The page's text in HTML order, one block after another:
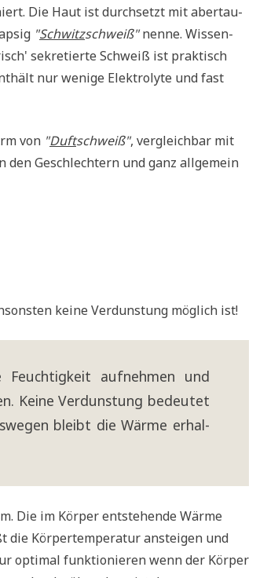
Die Haut ist durch­setzt mit aber­tau­
"Schwitzschweiß"nen­ne. Wis­sen­
sekre­tier­te Schweiß ist prak­tisch
nur weni­ge Elek­tro­ly­te und fast
von "Duftschweiß", ver­gleich­bar mit
Geschlech­tern und ganz all­ge­mein
kei­ne Ver­dun­stung mög­lich ist!
auf­neh­men und
Kei­ne Ver­dun­stung bedeu­tet
bleibt die Wär­me erhal­
Die im Kör­per ent­ste­hen­de Wär­me
die Kör­per­tem­pe­ra­tur anstei­gen und
opti­mal funk­tio­nie­ren wenn der Kör­per